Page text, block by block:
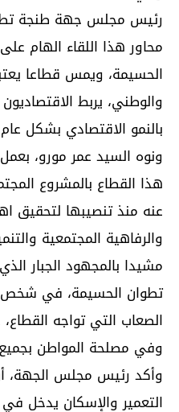
رئيس مجلس جهة طنجة
محاور هذا اللقاء الهام
الحسيمة، ويمس قطاعا
والوطني، يربط
بالنمو الاقتصادي بشكل
ونوه السيد عمر مورو،
هذا القطاع بالمشروع
عنه منذ تنصيبها لتحقيق
والرفاهية المجتمعية
مشيدا بالمجهود الجبار
تطوان الحسيمة، في شخص
الصعاب التي تواجه
وفي مصلحة المواطن
وأكد رئيس مجلس الجهة،
التعمير والإسكان يدخل في